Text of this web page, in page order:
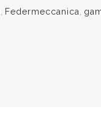
Federmeccanica